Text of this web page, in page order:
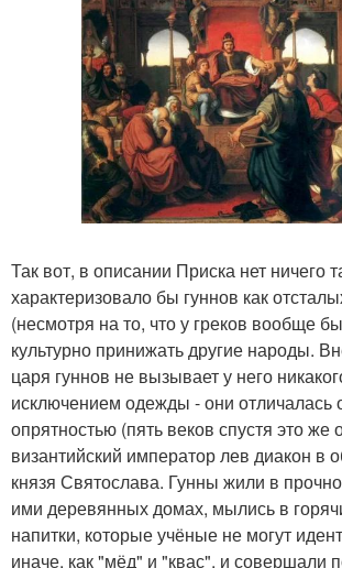
Так вот, в описании Приска нет ничего
характеризовало бы гуннов как
(несмотря на то, что у греков вообще
культурно принижать другие народы.
царя гуннов не вызывает у него
исключением одежды - они отличалась
опрятностью (пять веков спустя это же
византийский император лев диакон в
князя Святослава. Гунны жили в
ими деревянных домах, мылись в
напитки, которые учёные не могут
иначе, как "мёд" и "квас", и совершали